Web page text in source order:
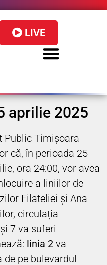
LIVE
aprilie 2025
Public Timișoara
că, în perioada 25
ora 24:00, vor avea
a liniilor de
Filateliei și Ana
circulația
7 va suferi
linia 2 va
de pe bulevardul